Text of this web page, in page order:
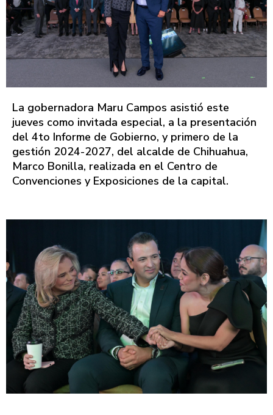
La gobernadora Maru Campos asistió este
jueves como invitada especial, a la presentación
del 4to Informe de Gobierno, y primero de la
gestión 2024-2027, del alcalde de Chihuahua,
Marco Bonilla, realizada en el Centro de
Convenciones y Exposiciones de la capital.